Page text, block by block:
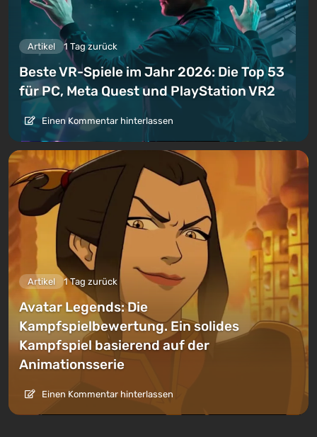
Artikel 1 Tag zurück
Beste VR-Spiele im Jahr 2026: Die Top 53
für PC, Meta Quest und PlayStation VR2
Einen Kommentar hinterlassen
Artikel 1 Tag zurück
Avatar Legends: Die
Kampfspielbewertung. Ein solides
Kampfspiel basierend auf der
Animationsserie
Einen Kommentar hinterlassen